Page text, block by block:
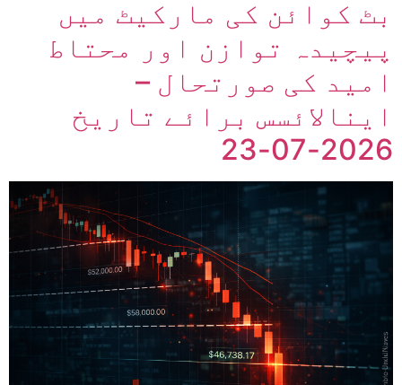
بٹ کوائن کی مارکیٹ میں
پیچیدہ توازن اور محتاط
امید کی صورتحال –
اینالائسس برائے تاریخ
2026-07-23